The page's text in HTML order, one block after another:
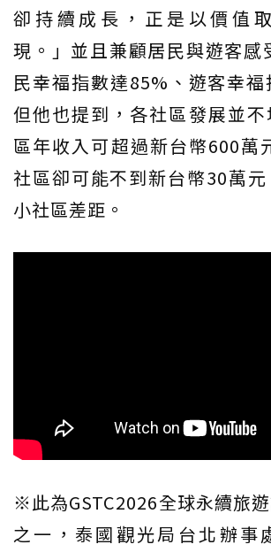
卻持續成長，正是以價值
現。」並且兼顧居民與遊客感
民幸福指數達85%、遊客幸福
但他也提到，各社區發展並
區年收入可超過新台幣600萬
社區卻可能不到新台幣30萬
小社區差距。
※此為GSTC2026全球永續旅
之一，泰國觀光局台北辦事